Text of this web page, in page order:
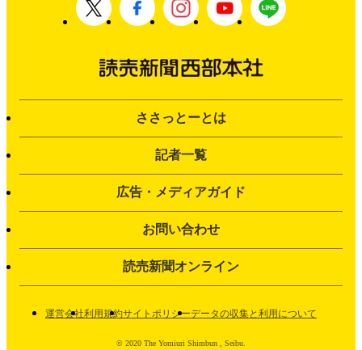
ささっとーとは
記者一覧
広告・メディアガイド
お問い合わせ
読売新聞オンライン
運営会社利用規約サイトポリシーデータの収集と利用について
© 2020 The Yomiuri Shimbun , Seibu.